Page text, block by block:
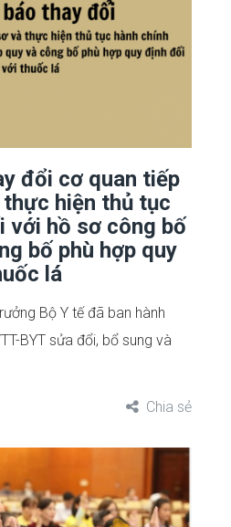
đổi cơ quan tiếp
hiện thủ tục
với hồ sơ công bố
bố phù hợp quy
lá
Bộ Y tế đã ban hành
BYT sửa đổi, bổ sung và
Chia sẻ